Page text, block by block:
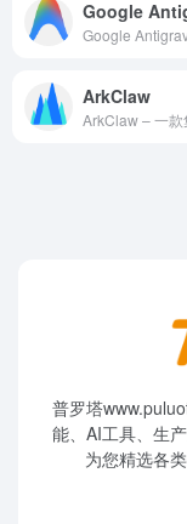
Google
ArkClaw
普罗塔
能、AI工具、生
为您精选各